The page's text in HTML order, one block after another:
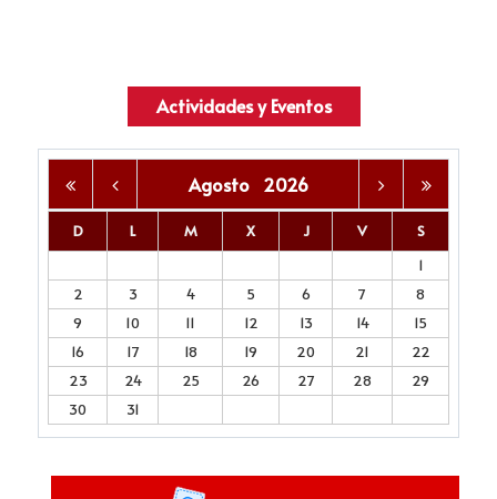
Actividades y Eventos
Agosto 2026
D L M X J V
S
1
2
3 4 5 6 7
8
9
10 11 12 13 14
15
16
17 18 19 20 21
22
23
24 25 26 27 28
29
30
31